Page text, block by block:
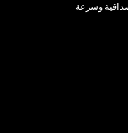
وسرعة